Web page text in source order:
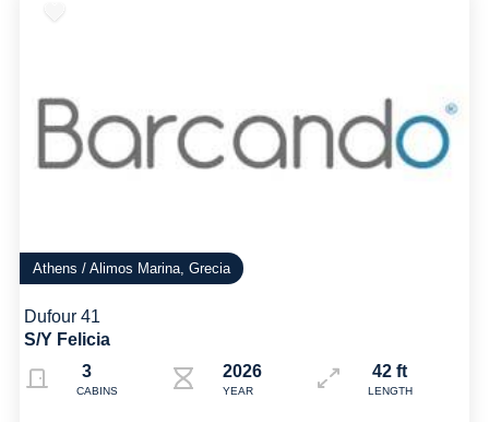
Athens / Alimos Marina, Grecia
Dufour 41
S/Y Felicia
3
CABINS
2026
YEAR
42 ft
LENGTH